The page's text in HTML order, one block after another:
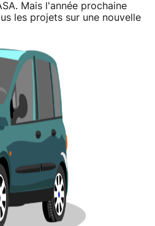
Mais l'année prochaine
les projets sur une nouvelle